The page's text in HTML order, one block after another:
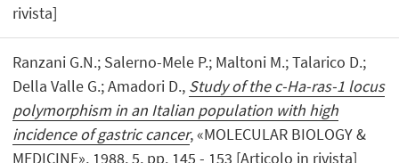
rivista]
Ranzani G.N.; Salerno-Mele P.; Maltoni M.; Talarico D.;
Della Valle G.; Amadori D., Study of the c-Ha-ras-1 locus
polymorphism in an Italian population with high
incidence of gastric cancer, «MOLECULAR BIOLOGY &
MEDICINE», 1988, 5, pp. 145 - 153 [Articolo in rivista]